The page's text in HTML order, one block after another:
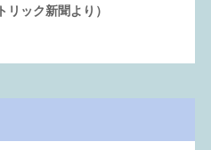
ック新聞より）